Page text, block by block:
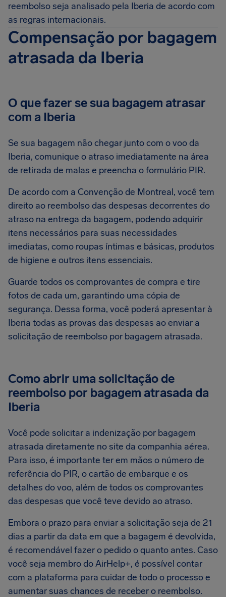
reembolso seja analisado pela Iberia de acordo com
as regras internacionais.
Compensação por bagagem
atrasada da Iberia
O que fazer se sua bagagem atrasar
com a Iberia
Se sua bagagem não chegar junto com o voo da
Iberia, comunique o atraso imediatamente na área
de retirada de malas e preencha o formulário PIR.
De acordo com a Convenção de Montreal, você tem
direito ao reembolso das despesas decorrentes do
atraso na entrega da bagagem, podendo adquirir
itens necessários para suas necessidades
imediatas, como roupas íntimas e básicas, produtos
de higiene e outros itens essenciais.
Guarde todos os comprovantes de compra e tire
fotos de cada um, garantindo uma cópia de
segurança. Dessa forma, você poderá apresentar à
Iberia todas as provas das despesas ao enviar a
solicitação de reembolso por bagagem atrasada.
Como abrir uma solicitação de
reembolso por bagagem atrasada da
Iberia
Você pode solicitar a indenização por bagagem
atrasada diretamente no site da companhia aérea.
Para isso, é importante ter em mãos o número de
referência do PIR, o cartão de embarque e os
detalhes do voo, além de todos os comprovantes
das despesas que você teve devido ao atraso.
Embora o prazo para enviar a solicitação seja de 21
dias a partir da data em que a bagagem é devolvida,
é recomendável fazer o pedido o quanto antes. Caso
você seja membro do AirHelp+, é possível contar
com a plataforma para cuidar de todo o processo e
aumentar suas chances de receber o reembolso.